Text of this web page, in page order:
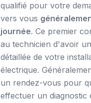
qualifié pour votre
vers vous
journée. Ce premier
au technicien d'avoir
détaillée de votre
électrique.
un rendez-vous pour
effectuer un diagnostic